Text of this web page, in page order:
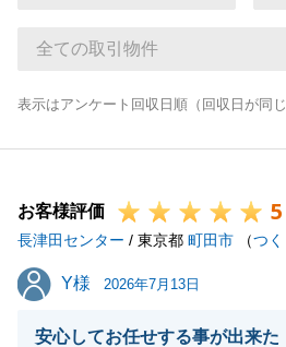
表示はアンケート回収日順（回収日が同
お客様評価 5
長津田センター / 東京都 町田市 （つ
Y様
Y様 2026年7月13日
安心してお任せする事が出来た